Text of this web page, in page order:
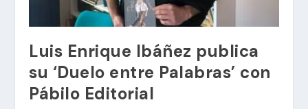
Luis Enrique Ibáñez publica
su ‘Duelo entre Palabras’ con
Pábilo Editorial